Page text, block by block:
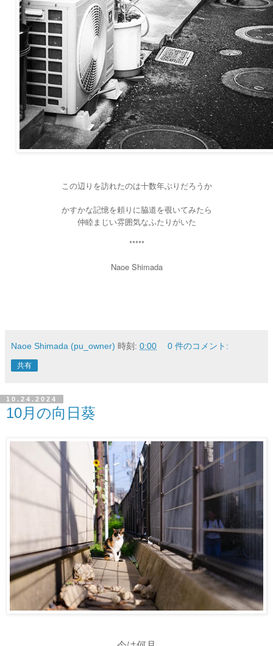
この辺りを訪れたのは十数年ぶりだろうか
かすかな記憶を頼りに脇道を覗いてみたら
仲睦まじい雰囲気なふたりがいた
*****
Naoe Shimada
Naoe Shimada (pu_owner) 時刻: 0:00 0 件のコメント:
共有
10.24.2024
10月の向日葵